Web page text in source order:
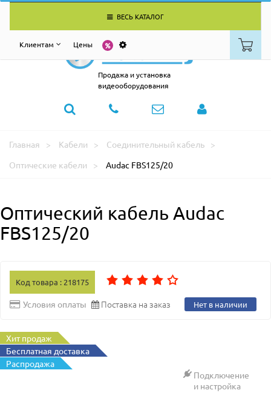
ВЕСЬ КАТАЛОГ
Клиентам Цены
Продажа и установка
видеооборудования
Главная Кабели
Соединительный кабель
Оптические кабели
Audac FBS125/20
Оптический кабель Audac
FBS125/20
Код товара : 218175
Условия оплаты Поставка на заказ Нет в наличии
Хит продаж
Бесплатная доставка
Распродажа
Подключение
и настройка